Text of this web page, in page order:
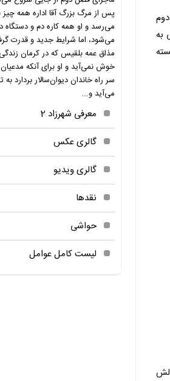
به
پس از مرگ بزرگ آقا اداره همه چیز
می‌‌رسد و او همه کاره دم و دستگاه
می‌شود، اما شرایط جدید و قدرت
مذاق عمه بلقیس که در کرمان
خوش نمی‌آید و او برای آنکه مدعیان
سر راه خاندان دیوان‌سالار بردارد به
می‌‌آید و...
معرفی شهرزاد 2
گالری عکس
گالری ویدیو
نقدها
حواشی
لیست کامل عوامل